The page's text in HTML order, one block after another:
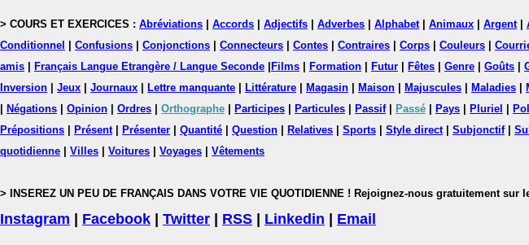
> COURS ET EXERCICES : Abréviations Accords Adjectifs Adverbes Alphabet| Animaux Argent|
Conditionnel
Confusions Conjonctions Connecteurs Contes Contraires Corps Couleurs
amis
Français Langue Etrangère / Langue Seconde Films Formation Futur Fêtes Genre Goûts
Inversion
Jeux Journaux Lettre manquante Littérature Magasin Maison Majuscules Maladies
Négations Opinion Ordres Orthographe Participes Particules Passif| Passé Pays Pluriel
Prépositions
Présent| Présenter Quantité Question Relatives Sports Style direct| Subjonctif|
quotidienne
Villes Voitures Voyages Vêtements
> INSEREZ UN PEU DE FRANÇAIS DANS VOTRE VIE QUOTIDIENNE ! Rejoignez-nous gratuitement sur
Instagram Facebook Twitter RSS Linkedin Email